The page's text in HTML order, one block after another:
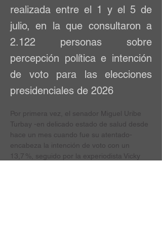
realizada entre el 1 y el 5 de
julio, en la que consultaron a
2.122 personas sobre
percepción política e intención
de voto para las elecciones
presidenciales de 2026
Por primera vez, el senador Miguel Uribe
Turbay -en delicado estado de salud desde
hace un mes cuando fue su atentado-
encabeza la intención de voto con un
13,7 %, seguido por la experiodista Vicky